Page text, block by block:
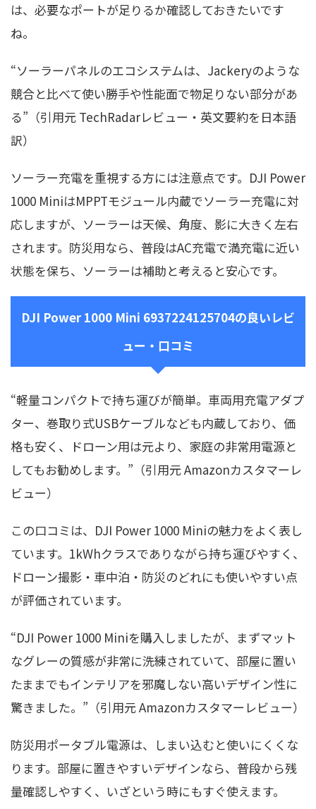
は、必要なポートが足りるか確認しておきたいです
ね。
“ソーラーパネルのエコシステムは、Jackeryのような
競合と比べて使い勝手や性能面で物足りない部分があ
る”（引用元 TechRadarレビュー・英文要約を日本語
訳）
ソーラー充電を重視する方には注意点です。DJI Power
1000 MiniはMPPTモジュール内蔵でソーラー充電に対
応しますが、ソーラーは天候、角度、影に大きく左右
されます。防災用なら、普段はAC充電で満充電に近い
状態を保ち、ソーラーは補助と考えると安心です。
DJI Power 1000 Mini 6937224125704の良いレビ
ュー・口コミ
“軽量コンパクトで持ち運びが簡単。車両用充電アダプ
ター、巻取り式USBケーブルなども内蔵しており、価
格も安く、ドローン用は元より、家庭の非常用電源と
してもお勧めします。”（引用元 Amazonカスタマーレ
ビュー）
この口コミは、DJI Power 1000 Miniの魅力をよく表し
ています。1kWhクラスでありながら持ち運びやすく、
ドローン撮影・車中泊・防災のどれにも使いやすい点
が評価されています。
“DJI Power 1000 Miniを購入しましたが、まずマット
なグレーの質感が非常に洗練されていて、部屋に置い
たままでもインテリアを邪魔しない高いデザイン性に
驚きました。”（引用元 Amazonカスタマーレビュー）
防災用ポータブル電源は、しまい込むと使いにくくな
ります。部屋に置きやすいデザインなら、普段から残
量確認しやすく、いざという時にもすぐ使えます。